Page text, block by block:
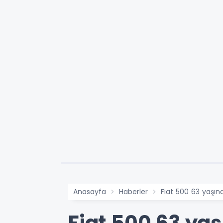
Anasayfa Haberler Fiat 500 63